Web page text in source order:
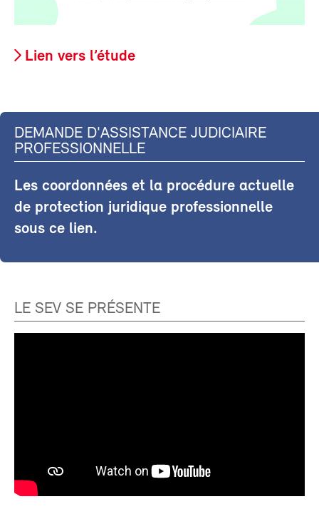
Lien vers l’étude
DEMANDE D'ASSISTANCE JUDICIAIRE
PROFESSIONNELLE
Les coordonnées et la procédure actuelle
de protection juridique professionnelle
sous ce lien.
LE SEV SE PRÉSENTE